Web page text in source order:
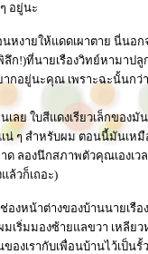
อยู่นะ
งายให้แดดเผาตาย นี่นอ
!)ที่นายเรืองวิทย์หามาปลู
ยู่นะคุณ เพราะฉะนั้นกว่า
ย ใบสีแดงเรียวเล็กของ
ๆ สำหรับผม ตอนนี้มันเห
ลองนึกสภาพตัวคุณเองเว
ล้วก็เถอะ)
งหน้าต่างของบ้านนายเรื
ริ่มมองซ้ายแลขวา เหลีย
ของเรากับเพื่อนบ้านไว้เป็